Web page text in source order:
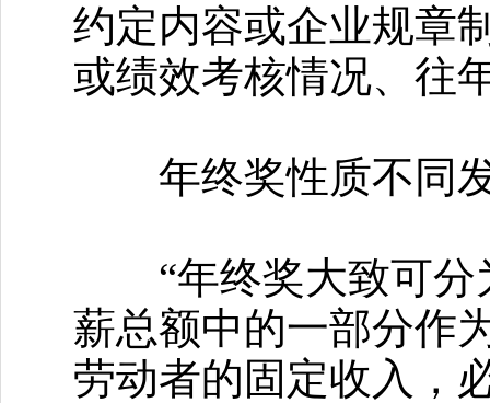
约定内容或企业规章
或绩效考核情况、往
年终奖性质不同
“年终奖大致可分
薪总额中的一部分作
劳动者的固定收入，